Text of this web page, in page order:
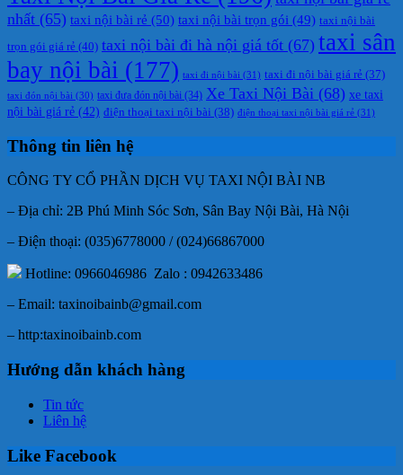
nhất (65) taxi nội bài rẻ (50) taxi nội bài trọn gói (49) taxi nội bài
trọn gói giá rẻ (40) taxi nội bài đi hà nội giá tốt (67) taxi sân
bay nội bài (177) taxi đi nội bài (31) taxi đi nội bài giá rẻ (37)
taxi đón nội bài (30) taxi đưa đón nội bài (34) Xe Taxi Nội Bài (68) xe taxi
nội bài giá rẻ (42) điện thoại taxi nội bài (38) điện thoại taxi nội bài giá rẻ (31)
Thông tin liên hệ
CÔNG TY CỔ PHẦN DỊCH VỤ TAXI NỘI BÀI NB
– Địa chỉ: 2B Phú Minh Sóc Sơn, Sân Bay Nội Bài, Hà Nội
– Điện thoại: (035)6778000 / (024)66867000
Hotline: 0966046986 Zalo : 0942633486
– Email: taxinoibainb@gmail.com
– http:taxinoibainb.com
Hướng dẫn khách hàng
Tin tức
Liên hệ
Like Facebook